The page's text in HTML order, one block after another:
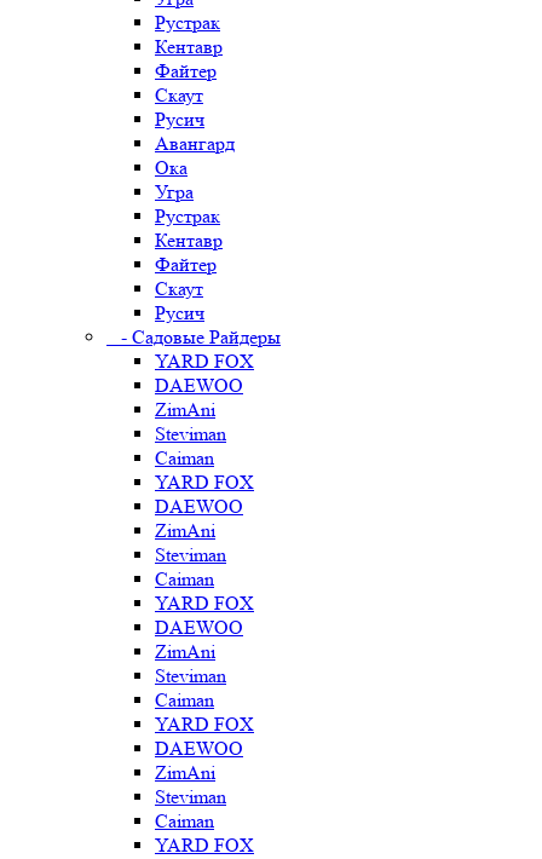
Рустрак
Кентавр
Файтер
Скаут
Русич
Авангард
Ока
Угра
Рустрак
Кентавр
Файтер
Скаут
Русич
- Садовые Райдеры
YARD FOX
DAEWOO
ZimAni
Steviman
Caiman
YARD FOX
DAEWOO
ZimAni
Steviman
Caiman
YARD FOX
DAEWOO
ZimAni
Steviman
Caiman
YARD FOX
DAEWOO
ZimAni
Steviman
Caiman
YARD FOX